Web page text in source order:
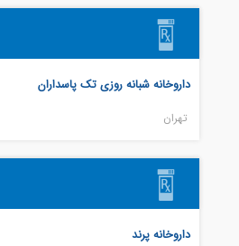
داروخانه شبانه روزی تک پاسداران
تهران
داروخانه پرند